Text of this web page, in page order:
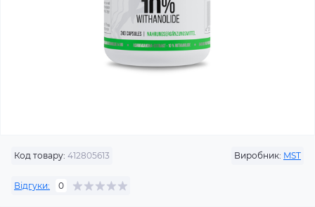
Код товару: 412805613 Виробник: MST
Відгуки: 0